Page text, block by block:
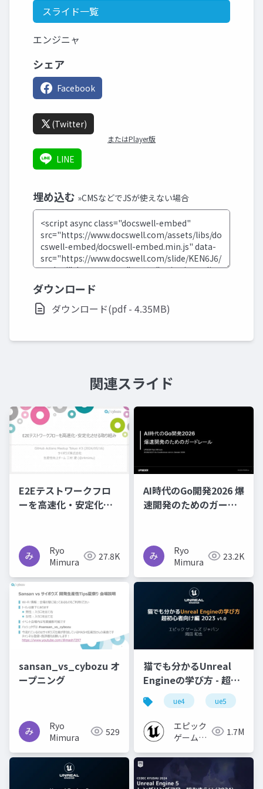
スライド一覧
エンジニャ
シェア
Facebook
(Twitter)
またはPlayer版
LINE
埋め込む »CMSなどでJSが使えない場合
ダウンロード
ダウンロード(pdf - 4.35MB)
関連スライド
E2Eテストワークフロ
ーを高速化・安定化さ
Ryo
Mimura
27.8K
AI時代のGo開発2026 爆
速開発のためのガード
Ryo
Mimura
23.2K
sansan_vs_cybozu オ
ープニング
Ryo
Mimura
529
猫でも分かるUnreal
Engineの学び方 - 超初
心者向け編 - 2023 v1.0
ue4 ue5
エピック
ゲームズ
1.7M